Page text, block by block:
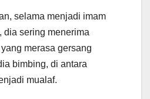
selama menjadi imam
dia sering menerima
merasa gersang
bimbing, di antara
mualaf.